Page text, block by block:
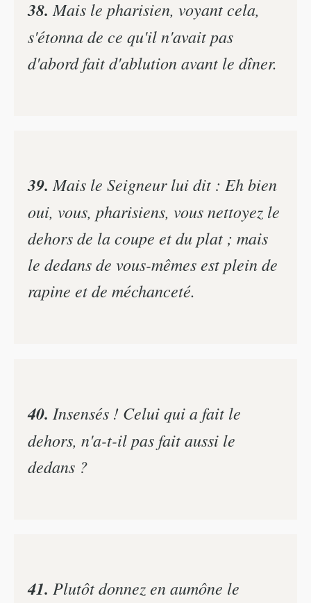
38. Mais le pharisien, voyant cela,
s'étonna de ce qu'il n'avait pas
d'abord fait d'ablution avant le dîner.
39. Mais le Seigneur lui dit : Eh bien
oui, vous, pharisiens, vous nettoyez le
dehors de la coupe et du plat ; mais
le dedans de vous-mêmes est plein de
rapine et de méchanceté.
40. Insensés ! Celui qui a fait le
dehors, n'a-t-il pas fait aussi le
dedans ?
41. Plutôt donnez en aumône le